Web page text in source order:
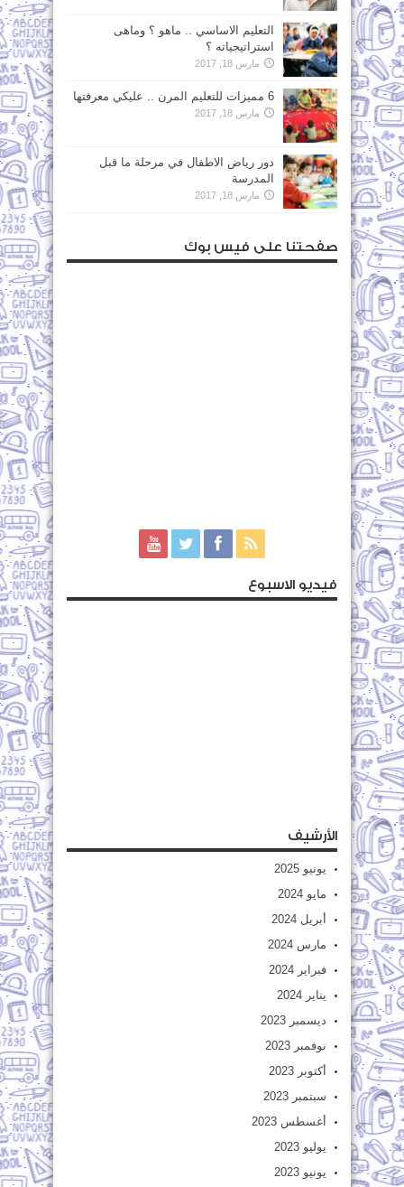
التعليم الاساسي .. ماهو ؟ وماهى
استراتيجياته ؟
مارس 18, 2017
6 مميزات للتعليم المرن .. عليكي معرفتها
مارس 18, 2017
دور رياض الاطفال في مرحلة ما قبل
المدرسة
مارس 18, 2017
صفحتنا على فيس بوك
فيديو الاسبوع
الأرشيف
يونيو 2025
مايو 2024
أبريل 2024
مارس 2024
فبراير 2024
يناير 2024
ديسمبر 2023
نوفمبر 2023
أكتوبر 2023
سبتمبر 2023
أغسطس 2023
يوليو 2023
يونيو 2023